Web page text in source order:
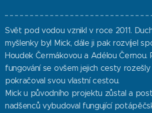
Svět pod vodou vznikl v roce 2011.
myšlenky byl Mick, dále ji pak rozvíjel
Houdek Čermákovou a Adélou Černou.
fungování se ovšem jejich cesty rozešly
pokračoval svou vlastní cestou.
Mick u původního projektu zůstal a
nadšenců vybudoval fungující